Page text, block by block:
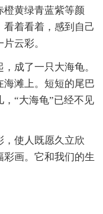
橙黄绿青蓝紫等颜
着看着，感到自己
云彩。
成了一只大海龟。
滩上。短短的尾巴
“大海龟”已经不见
，使人既愿久立欣
画。它和我们的生